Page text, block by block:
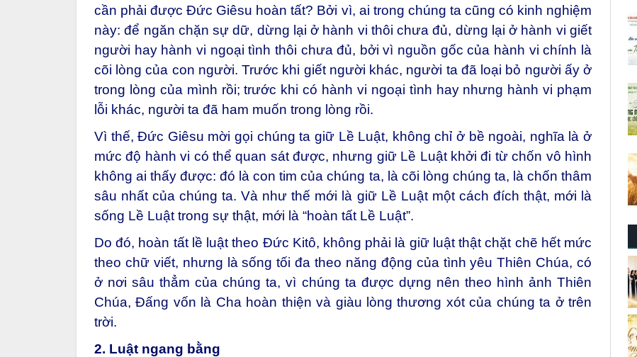
cần phải được Đức Giêsu hoàn tất? Bởi vì, ai trong chúng ta cũng có kinh nghiệm
này: để ngăn chặn sự dữ, dừng lại ở hành vi thôi chưa đủ, dừng lại ở hành vi giết
người hay hành vi ngoại tình thôi chưa đủ, bởi vì nguồn gốc của hành vi chính là
cõi lòng của con người. Trước khi giết người khác, người ta đã loại bỏ người ấy ở
trong lòng của mình rồi; trước khi có hành vi ngoại tình hay nhưng hành vi phạm
lỗi khác, người ta đã ham muốn trong lòng rồi.
Vì thế, Đức Giêsu mời gọi chúng ta giữ Lề Luật, không chỉ ở bề ngoài, nghĩa là ở
mức độ hành vi có thể quan sát được, nhưng giữ Lề Luật khởi đi từ chốn vô hình
không ai thấy được: đó là con tim của chúng ta, là cõi lòng chúng ta, là chốn thâm
sâu nhất của chúng ta. Và như thế mới là giữ Lề Luật một cách đích thật, mới là
sống Lề Luật trong sự thật, mới là “hoàn tất Lề Luật”.
Do đó, hoàn tất lề luật theo Đức Kitô, không phải là giữ luật thật chặt chẽ hết mức
theo chữ viết, nhưng là sống tối đa theo năng động của tình yêu Thiên Chúa, có
ở nơi sâu thẳm của chúng ta, vì chúng ta được dựng nên theo hình ảnh Thiên
Chúa, Đấng vốn là Cha hoàn thiện và giàu lòng thương xót của chúng ta ở trên
trời.
2. Luật ngang bằng